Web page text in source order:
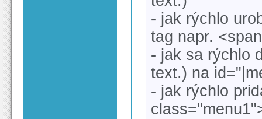
- jak rýchlo
tag napr.
- jak sa rýchlo
text.) na
- jak rýchlo